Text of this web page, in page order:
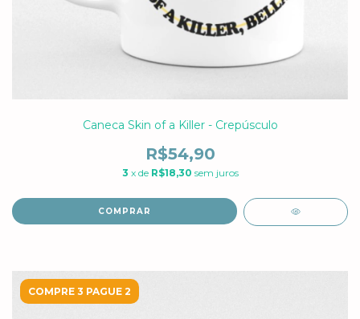
Caneca Skin of a Killer - Crepúsculo
R$54,90
3 x de R$18,30 sem juros
COMPRAR
COMPRE 3 PAGUE 2